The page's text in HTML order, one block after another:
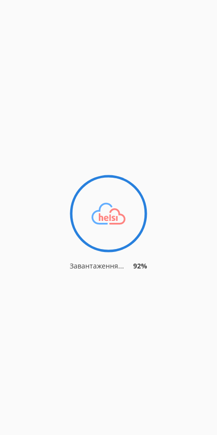
Завантаження... 92%